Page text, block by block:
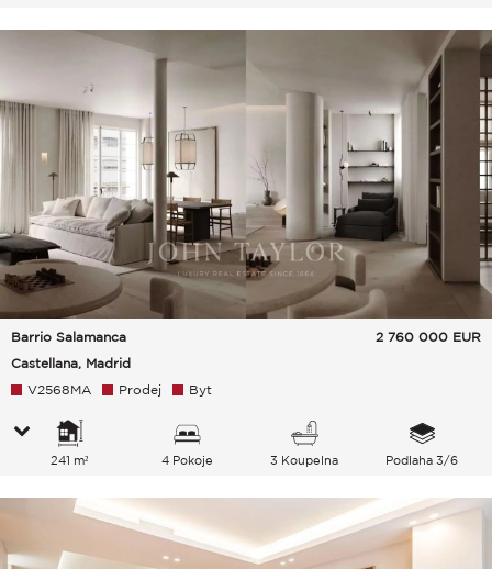
Barrio Salamanca
Castellana, Madrid
2 760 000 EUR
V2568MA Prodej Byt
241 m² 4 Pokoje 3 Koupelna Podlaha 3/6